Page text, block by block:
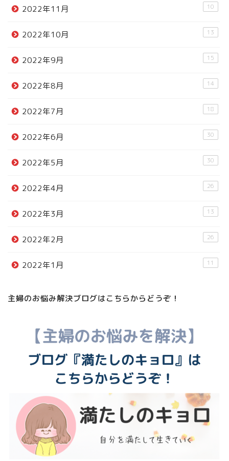
2022年11月 10
2022年10月 13
2022年9月 15
2022年8月 14
2022年7月 18
2022年6月 30
2022年5月 30
2022年4月 26
2022年3月 13
2022年2月 26
2022年1月 11
主婦のお悩み解決ブログはこちらからどうぞ！